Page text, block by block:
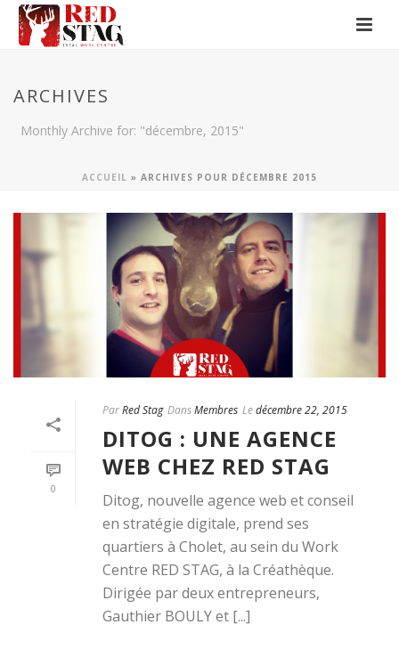
ARCHIVES
Monthly Archive for: "décembre, 2015"
ACCUEIL » ARCHIVES POUR DÉCEMBRE 2015
0
ParRed Stag DansMembres Ledécembre 22, 2015
DITOG : UNE AGENCE
WEB CHEZ RED STAG
Ditog, nouvelle agence web et conseil
en stratégie digitale, prend ses
quartiers à Cholet, au sein du Work
Centre RED STAG, à la Créathèque.
Dirigée par deux entrepreneurs,
Gauthier BOULY et [...]